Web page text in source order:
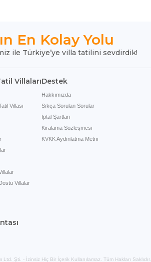
En Kolay Yolu
ile Türkiye’ye villa tatilini sevdirdik!
Villaları
Villası
Villalar
Destek
Hakkımızda
Sıkça Sorulan Sorular
İptal Şartları
Kiralama Sözleşmesi
KVKK Aydınlatma Metni
Şti. - İzinsiz Hiç Bir İçerik Kullanılamaz. Tüm Hakları Saklıdır.